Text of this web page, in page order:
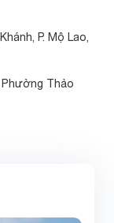
P. Mộ Lao,
Thảo